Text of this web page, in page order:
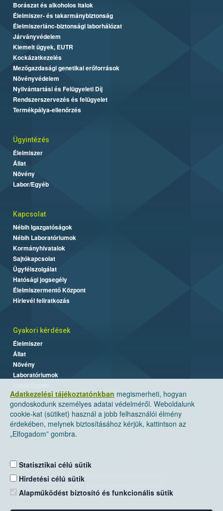
Adatkezelési tájékoztatónkban megismerheti, hogyan
gondoskodunk személyes adatai védelméről. Weboldalunk
cookie-kat (sütiket) használ a jobb felhasználói élmény
érdekében, melynek biztosításához kérjük, kattintson az
„Elfogadom” gombra.
Statisztikai célú sütik
Hirdetési célú sütik
Alapműködést biztosító és funkcionális sütik
Borászat és alkoholos italok
Élelmiszer- és takarmánybiztonság
Élelmiszerlánc-biztonsági laborhálózat
Járványvédelem
Kiemelt ügyek, EUTR
Kockázatkezelés
Mezőgazdasági genetikai erőforrások
Növényvédelem
Nyilvántartási és Felügyeleti Díj
Rendszerszervezés és felügyelet
Termékpálya-ellenőrzés
Ügyintézés
Élelmiszer
Állat
Növény
Labor/Egyéb
Kapcsolat
Nébih Igazgatóságok
Nébih Laboratóriumok
Kormányhivatalok
Sajtókapcsolat
Ügyfélszolgálat
Hatósági jogsegély
Élelmiszermentő Központ
Hírlevél feliratkozás
Gyakori kérdések
Élelmiszer
Állat
Növény
Laboratóriumok
Nemzeti Élelmiszerlánc-biztonsági Hivatal
Levelezési cím: 1525 Budapest. Pf. 30.